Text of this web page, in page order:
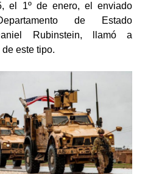
el 1º de enero, el enviado
de Estado
Rubinstein, llamó a
este tipo.